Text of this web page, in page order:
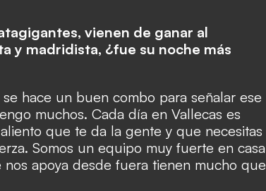
vienen de ganar al
y madridista, ¿fue su noche más
hace un buen combo para señalar ese
muchos. Cada día en Vallecas es
que te da la gente y que necesitas
Somos un equipo muy fuerte en casa
apoya desde fuera tienen mucho que